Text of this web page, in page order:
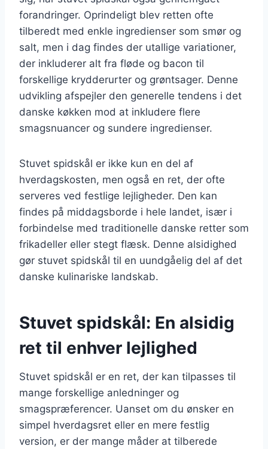
forandringer. Oprindeligt blev retten ofte
tilberedt med enkle ingredienser som smør og
salt, men i dag findes der utallige variationer,
der inkluderer alt fra fløde og bacon til
forskellige krydderurter og grøntsager. Denne
udvikling afspejler den generelle tendens i det
danske køkken mod at inkludere flere
smagsnuancer og sundere ingredienser.
Stuvet spidskål er ikke kun en del af
hverdagskosten, men også en ret, der ofte
serveres ved festlige lejligheder. Den kan
findes på middagsborde i hele landet, især i
forbindelse med traditionelle danske retter som
frikadeller eller stegt flæsk. Denne alsidighed
gør stuvet spidskål til en uundgåelig del af det
danske kulinariske landskab.
Stuvet spidskål: En alsidig
ret til enhver lejlighed
Stuvet spidskål er en ret, der kan tilpasses til
mange forskellige anledninger og
smagspræferencer. Uanset om du ønsker en
simpel hverdagsret eller en mere festlig
version, er der mange måder at tilberede